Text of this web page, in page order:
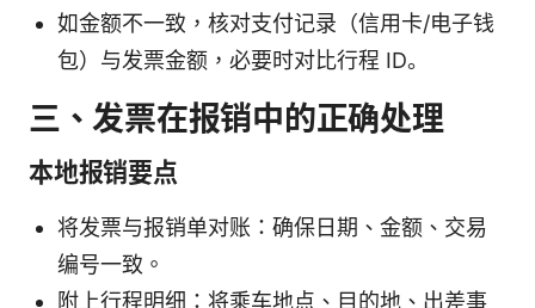
如金额不一致，核对支付记录（信用卡/电子钱
包）与发票金额，必要时对比行程 ID。
三、发票在报销中的正确处理
本地报销要点
将发票与报销单对账：确保日期、金额、交易
编号一致。
附上行程明细：将乘车地点、目的地、出差事